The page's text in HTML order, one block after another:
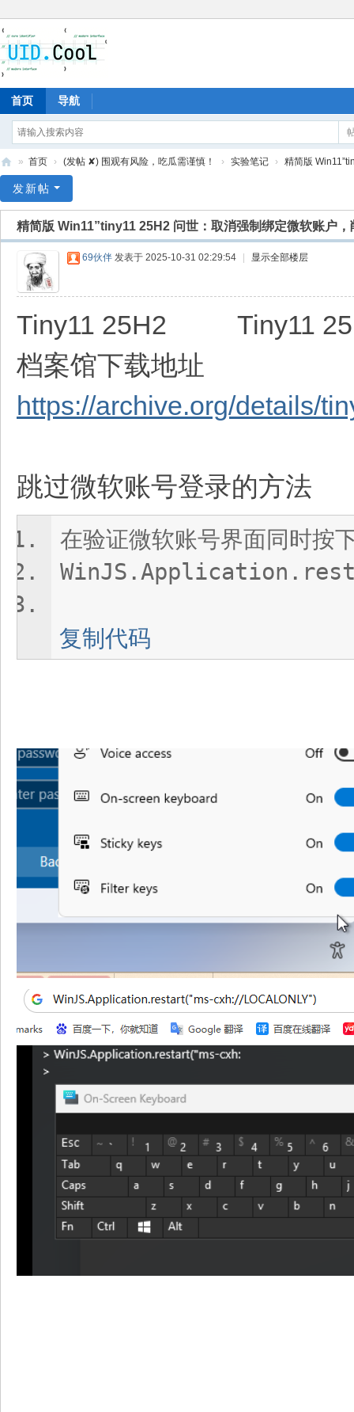
首页 导航
爱
» 首页 › (发帖 ✘) 围观有风险，吃瓜需谨慎！ › 实验笔记 › 精简版
发新帖
精简版 Win11”tiny11 25H2 问世：取消强制绑定微软账户，
69伙伴 发表于 2025-10-31 02:29:54 显示全部楼层
Tiny11 25H2 Tiny11
档案馆下载地址
https://archive.org/details/
跳过微软账号登录的方法
在验证微软账号界面同
复制代码